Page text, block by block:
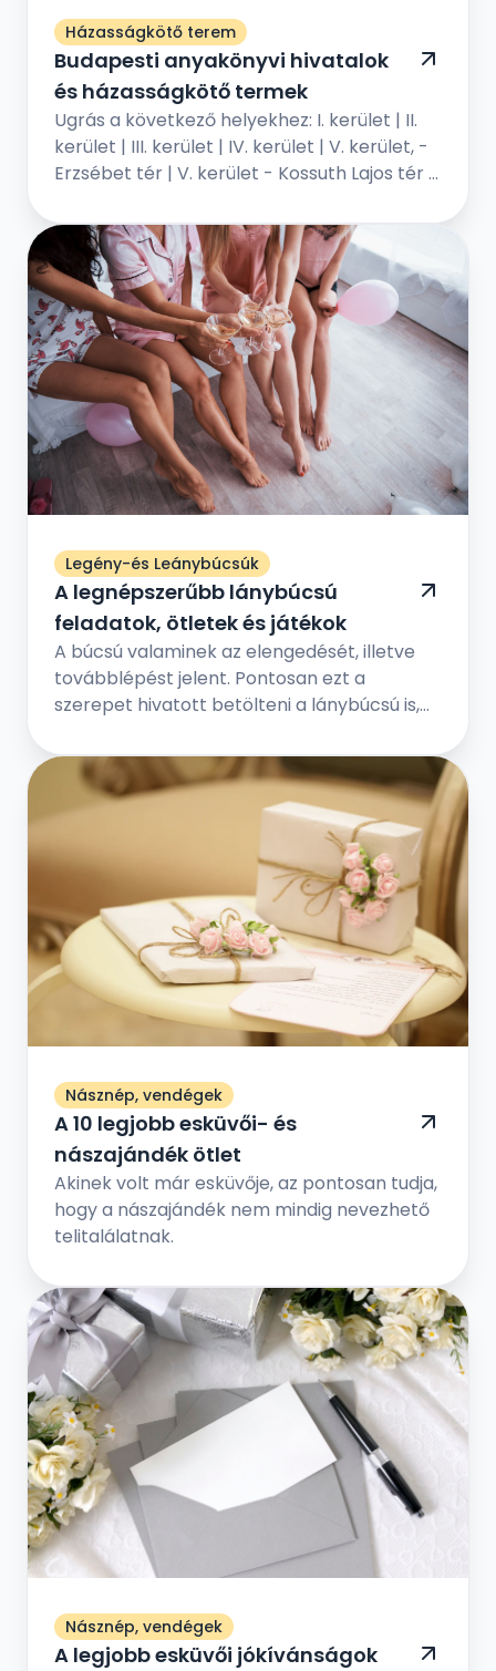
Házasságkötő terem
Budapesti anyakönyvi hivatalok
és házasságkötő termek
Ugrás a következő helyekhez: I. kerület | II.
kerület | III. kerület | IV. kerület | V. kerület, -
Erzsébet tér | V. kerület - Kossuth Lajos tér |
Legény-és Leánybúcsúk
A legnépszerűbb lánybúcsú
feladatok, ötletek és játékok
A búcsú valaminek az elengedését, illetve
továbblépést jelent. Pontosan ezt a
szerepet hivatott betölteni a lánybúcsú is,
menyasszony örökre hátat fordít régi
életének, és feleséggé válik. Ám előtte még
egy utolsó közös eseményt tart a
legkedvesebb barátnőivel, a hol vicces
játékokkal, fontos kérdés-válaszokkal, és
egy fergeteges bulival ünneplik meg a régi
időszak lezárását és az új időszak
megkezdését.
Násznép, vendégek
A 10 legjobb esküvői- és
nászajándék ötlet
Akinek volt már esküvője, az pontosan tudja,
hogy a nászajándék nem mindig nevezhető
telitalálatnak.
Násznép, vendégek
A legjobb esküvői jókívánságok